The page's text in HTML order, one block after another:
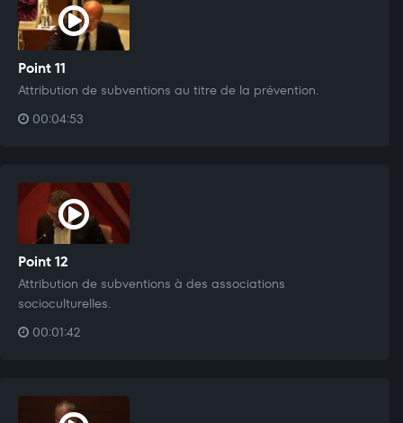
Point 11
Attribution de subventions au titre de la prévention.
00:04:53
Point 12
Attribution de subventions à des associations
socioculturelles.
00:01:42